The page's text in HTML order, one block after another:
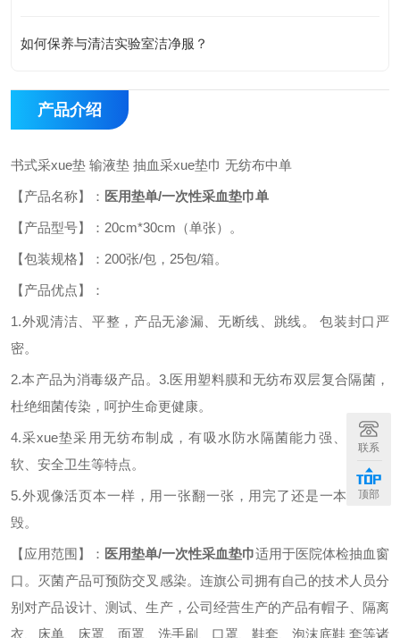
如何保养与清洁实验室洁净服？
产品介绍
书式采xue垫 输液垫 抽血采xue垫巾 无纺布中单
【产品名称】： 医用垫单/一次性采血垫巾单
【产品型号】： 20cm*30cm（单张）。
【包装规格】： 200张/包 ， 25包/箱。
【产品优点】：
1.外观清洁、平整，产品无渗漏、无断线、跳线。 包装封口严
密。
2.本产品为消毒级产品。3.医用塑料膜和无纺布双层复合隔菌，
杜绝细菌传染，呵护生命更健康。
4.采xue垫采用无纺布制成，有吸水防水隔菌能力强、舒适柔
软、安全卫生等特点。
5.外观像活页本一样，用一张翻一张，用完了还是一本，好销
毁。
【应用范围】： 医用垫单/一次性采血垫巾适用于医院体检抽血窗
口。灭菌产品可预防交叉感染。连旗公司拥有自己的技术人员分
别对产品设计、测试、生产，公司经营生产的产品有帽子、隔离
衣、床单、床罩、面罩、洗手刷、口罩、鞋套、泡沫底鞋 套等诸
联系
顶部